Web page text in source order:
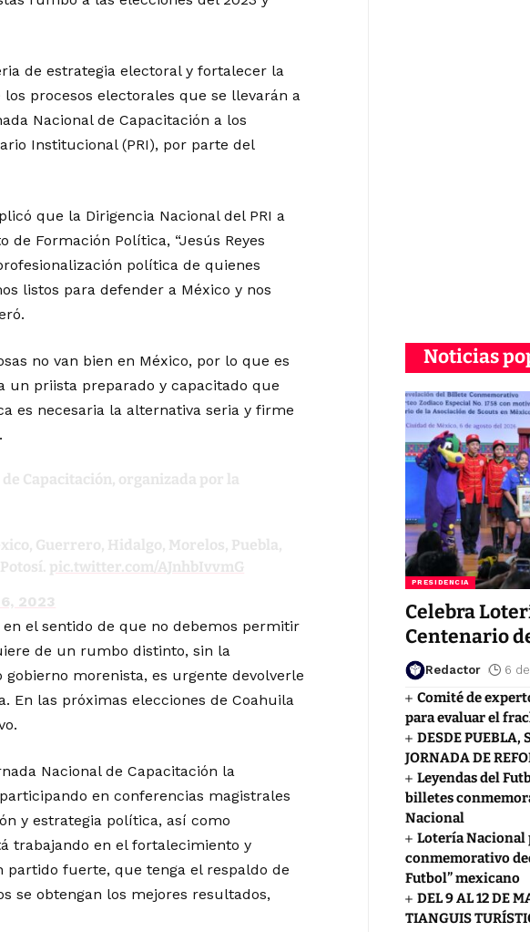
de estrategia electoral y fortalecer la
procesos electorales que se llevarán a
Nacional de Capacitación a los
Institucional (PRI), por parte del
que la Dirigencia Nacional del PRI a
Formación Política, “Jesús Reyes
política de quienes
listos para defender a México y nos
no van bien en México, por lo que es
un priista preparado y capacitado que
es necesaria la alternativa seria y firme
Capacitación, organizada por la
Guerrero, Hidalgo, Morelos, Puebla,
pic.twitter.com/AJnhbIvvmG
2023
en el sentido de que no debemos permitir
de un rumbo distinto, sin la
morenista, es urgente devolverle
En las próximas elecciones de Coahuila
Nacional de Capacitación la
en conferencias magistrales
y estrategia política, así como
trabajando en el fortalecimiento y
fuerte, que tenga el respaldo de
se obtengan los mejores resultados,
Noticias
PRESIDENCIA
Celebra
Centenario
Redactor 6
Comité de
para evaluar el
DESDE PUEBLA,
JORNADA DE
Leyendas del
billetes
Nacional
Lotería Nacional
conmemorativo
Futbol” mexicano
DEL 9 AL 12 DE
TIANGUIS